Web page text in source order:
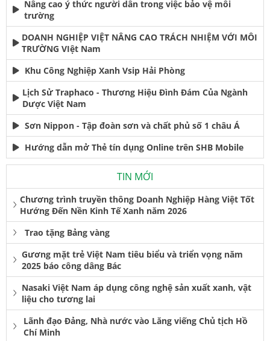
Nâng cao ý thức người dân trong việc bảo vệ môi
trường
DOANH NGHIỆP VIỆT NÂNG CAO TRÁCH NHIỆM VỚI MÔI
TRƯỜNG VIệt Nam
Khu Công Nghiệp Xanh Vsip Hải Phòng
Lịch Sử Traphaco - Thương Hiệu Đình Đám Của Ngành
Dược Việt Nam
Sơn Nippon - Tập đoàn sơn và chất phủ số 1 châu Á
Hướng dẫn mở Thẻ tín dụng Online trên SHB Mobile
TIN MỚI
Chương trình truyền thông Doanh Nghiệp Hàng Việt Tốt
Hướng Đến Nền Kinh Tế Xanh năm 2026
Trao tặng Bảng vàng
Gương mặt trẻ Việt Nam tiêu biểu và triển vọng năm
2025 báo công dâng Bác
Nasaki Việt Nam áp dụng công nghệ sản xuất xanh, vật
liệu cho tương lai
Lãnh đạo Đảng, Nhà nước vào Lăng viếng Chủ tịch Hồ
Chí Minh